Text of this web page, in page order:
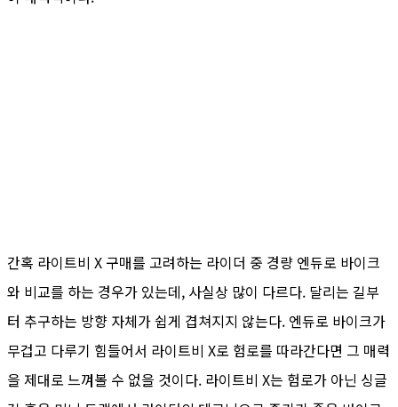
간혹 라이트비 X 구매를 고려하는 라이더 중 경량 엔듀로 바이크
와 비교를 하는 경우가 있는데, 사실상 많이 다르다. 달리는 길부
터 추구하는 방향 자체가 쉽게 겹쳐지지 않는다. 엔듀로 바이크가
무겁고 다루기 힘들어서 라이트비 X로 험로를 따라간다면 그 매력
을 제대로 느껴볼 수 없을 것이다. 라이트비 X는 험로가 아닌 싱글